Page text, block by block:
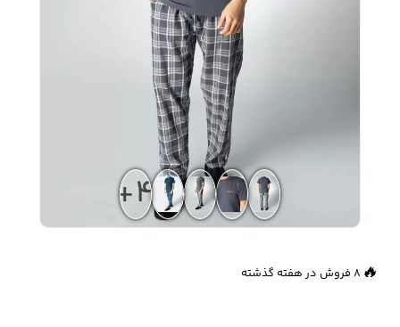
شلوارک مردانه ژاکت و پلیور مردانه
شلوار جین مردانه
شلوار پارچه ای
مردانه
+4
👀